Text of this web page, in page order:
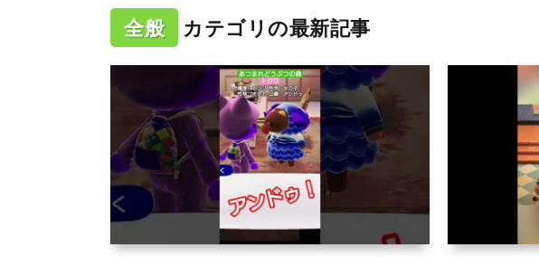
全般 カテゴリの最新記事